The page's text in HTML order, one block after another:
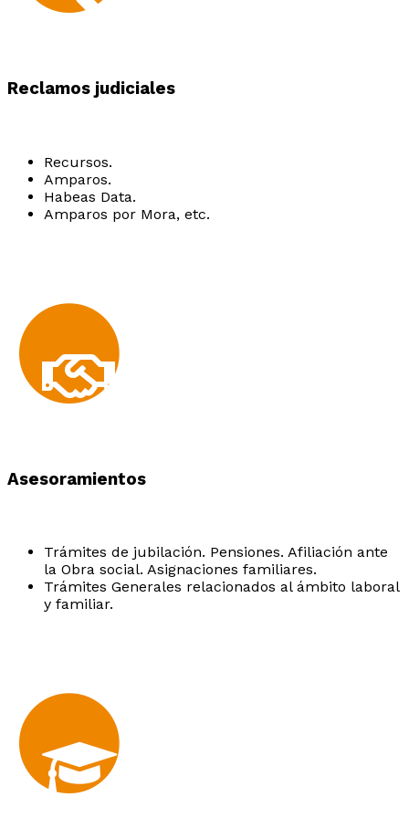
Reclamos judiciales
Recursos.
Amparos.
Habeas Data.
Amparos por Mora, etc.
Asesoramientos
Trámites de jubilación. Pensiones. Afiliación ante
la Obra social. Asignaciones familiares.
Trámites Generales relacionados al ámbito laboral
y familiar.